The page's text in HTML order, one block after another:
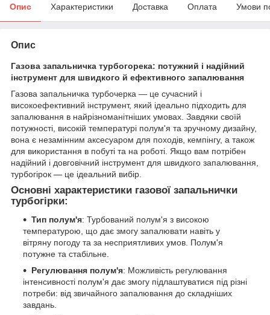
Опис Характеристики Доставка Оплата Умови
Опис
Газова запальничка турбогорека: потужний і надійний
інструмент для швидкого й ефективного запалювання
Газова запальничка турбочерка — це сучасний і
високоефективний інструмент, який ідеально підходить для
запалювання в найрізноманітніших умовах. Завдяки своїй
потужності, високій температурі полум'я та зручному дизайну,
вона є незамінним аксесуаром для походів, кемпінгу, а також
для використання в побуті та на роботі. Якщо вам потрібен
надійний і довговічний інструмент для швидкого запалювання,
турбогірок — це ідеальний вибір.
Основні характеристики газової запальнички
турбогірки:
Тип полум'я: Турбований полум'я з високою
температурою, що дає змогу запалювати навіть у
вітряну погоду та за несприятливих умов. Полум'я
потужне та стабільне.
Регулювання полум'я: Можливість регулювання
інтенсивності полум'я дає змогу підлаштуватися під різні
потреби: від звичайного запалювання до складніших
завдань.